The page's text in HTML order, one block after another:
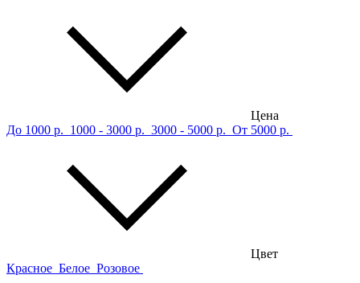
Цена
До 1000 р. 1000 - 3000 р. 3000 - 5000 р. От 5000 р.
Цвет
Красное Белое Розовое